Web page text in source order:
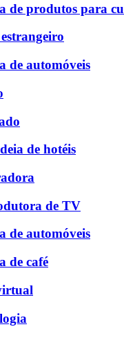
produtos para
de automóveis
de hotéis
de TV
de automóveis
de café